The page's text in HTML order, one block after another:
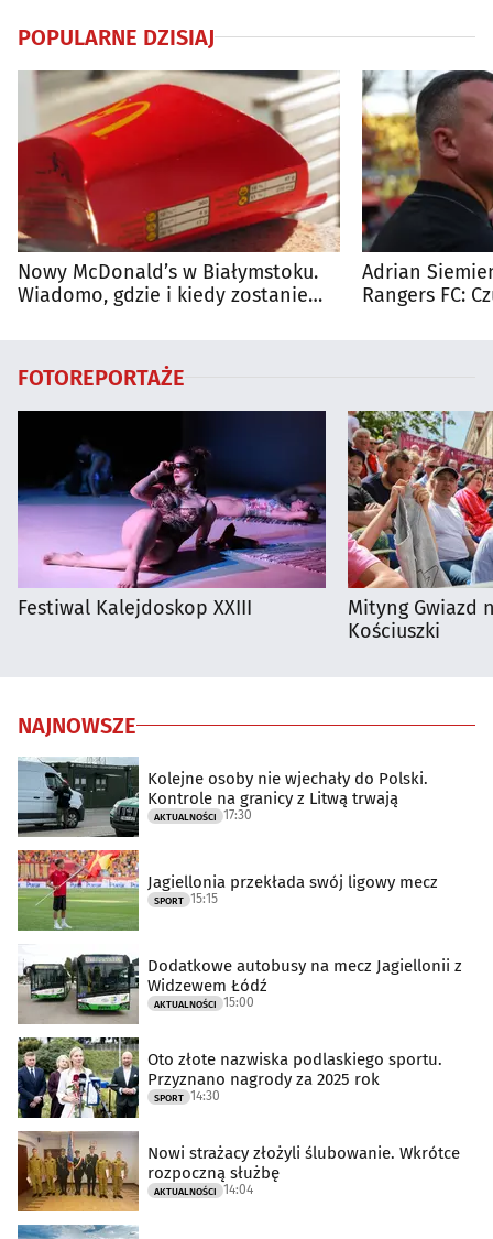
POPULARNE DZISIAJ
Nowy McDonald’s w Białymstoku.
Wiadomo, gdzie i kiedy zostanie
Adrian
Rangers FC:
FOTOREPORTAŻE
Festiwal Kalejdoskop XXIII
Mityng Gwiazd
Kościuszki
NAJNOWSZE
Kolejne osoby nie wjechały do Polski.
Kontrole na granicy z Litwą trwają
AKTUALNOŚCI 17:30
Jagiellonia przekłada swój ligowy mecz
SPORT 15:15
Dodatkowe autobusy na mecz Jagiellonii z
Widzewem Łódź
AKTUALNOŚCI 15:00
Oto złote nazwiska podlaskiego sportu.
Przyznano nagrody za 2025 rok
SPORT 14:30
Nowi strażacy złożyli ślubowanie. Wkrótce
rozpoczną służbę
AKTUALNOŚCI 14:04